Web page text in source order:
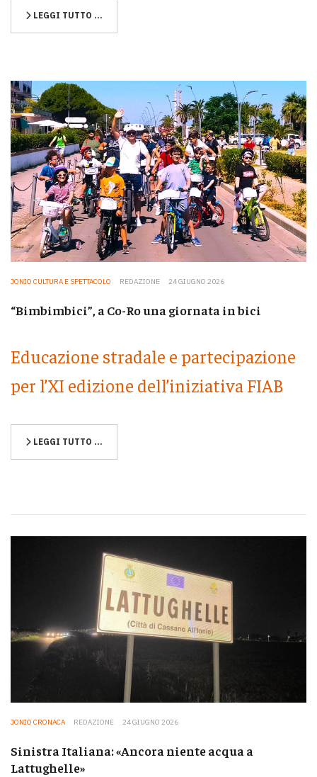
LEGGI TUTTO …
JONIO CULTURA E SPETTACOLO REDAZIONE 24 GIUGNO 2026
“Bimbimbici”, a Co-Ro una giornata in bici
Educazione stradale e partecipazione
per l’XI edizione dell’iniziativa FIAB
LEGGI TUTTO …
JONIO CRONACA REDAZIONE 24 GIUGNO 2026
Sinistra Italiana: «Ancora niente acqua a
Lattughelle»